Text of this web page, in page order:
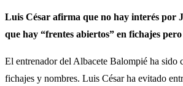
Luis César afirma que no hay interés por
que hay “frentes abiertos” en fichajes
El entrenador del Albacete Balompié ha sido
fichajes y nombres. Luis César ha evitado